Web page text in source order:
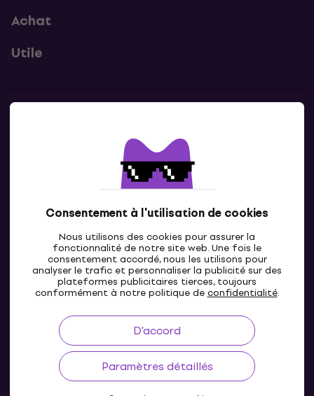
Consentement à l'utilisation de cookies
Nous utilisons des cookies pour assurer la
fonctionnalité de notre site web. Une fois le
consentement accordé, nous les utilisons pour
analyser le trafic et personnaliser la publicité sur des
plateformes publicitaires tierces, toujours
conformément à notre politique deconfidentialité.
D'accord
Paramètres détaillés
Achat
Utile
Contacte nous
LU